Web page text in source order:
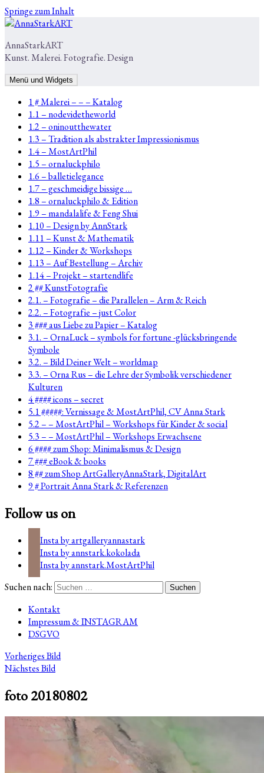
Springe zum Inhalt
AnnaStarkART
Kunst. Malerei. Fotografie. Design
Menü und Widgets
1 # Malerei – – – Katalog
1.1 – nodevidetheworld
1.2 – oninoutthewater
1.3 – Tradition als abstrakter Impressionismus
1.4 – MostArtPhil
1.5 – ornaluckphilo
1.6 – balletielegance
1.7 – geschmeidige bissige …
1.8 – ornaluckphilo & Edition
1.9 – mandalalife & Feng Shui
1.10 – Design by AnnStark
1.11 – Kunst & Mathematik
1.12 – Kinder & Workshops
1.13 – Auf Bestellung – Archiv
1.14 – Projekt – startendlife
2 ## KunstFotografie
2.1. – Fotografie – die Parallelen – Arm & Reich
2.2. – Fotografie – just Color
3 ### aus Liebe zu Papier – Katalog
3.1. – OrnaLuck – symbols for fortune -glücksbringende
Symbole
3.2. – Bild Deiner Welt – worldmap
3.3. – Orna Rus – die Lehre der Symbolik verschiedener
Kulturen
4 #### icons – secret
5.1 #####: Vernissage & MostArtPhil, CV Anna Stark
5.2 – – MostArtPhil – Workshops für Kinder & social
5.3 – – MostArtPhil – Workshops Erwachsene
6 #### zum Shop: Minimalismus & Design
7 ### eBook & books
8 ## zum Shop ArtGalleryAnnaStark, DigitalArt
9 # Portrait Anna Stark & Referenzen
Follow us on
Insta by artgalleryannastark
Insta by annstark.kokolada
Insta by annstark.MostArtPhil
Suchen nach:
Kontakt
Impressum & INSTAGRAM
DSGVO
Vorheriges Bild
Nächstes Bild
foto 20180802